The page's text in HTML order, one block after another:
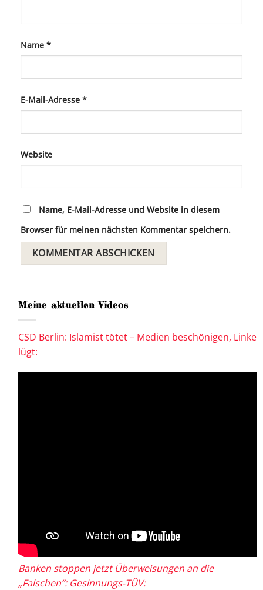
Name *
E-Mail-Adresse *
Website
Name, E-Mail-Adresse und Website in diesem
Browser für meinen nächsten Kommentar speichern.
Meine aktuellen Videos
CSD Berlin: Islamist tötet – Medien beschönigen, Linke
lügt:
Banken stoppen jetzt Überweisungen an die
„Falschen“: Gesinnungs-TÜV: